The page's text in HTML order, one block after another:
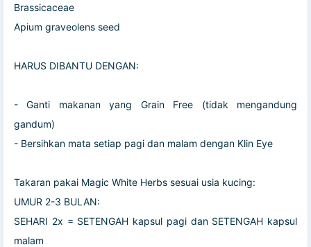
Brassicaceae
Apium graveolens seed
HARUS DIBANTU DENGAN:
- Ganti makanan yang Grain Free (tidak mengandung
gandum)
- ​Bersihkan mata setiap pagi dan malam dengan Klin Eye
Takaran pakai Magic White Herbs sesuai usia kucing:
UMUR 2-3 BULAN:
SEHARI 2x = SETENGAH kapsul pagi dan SETENGAH kapsul
malam